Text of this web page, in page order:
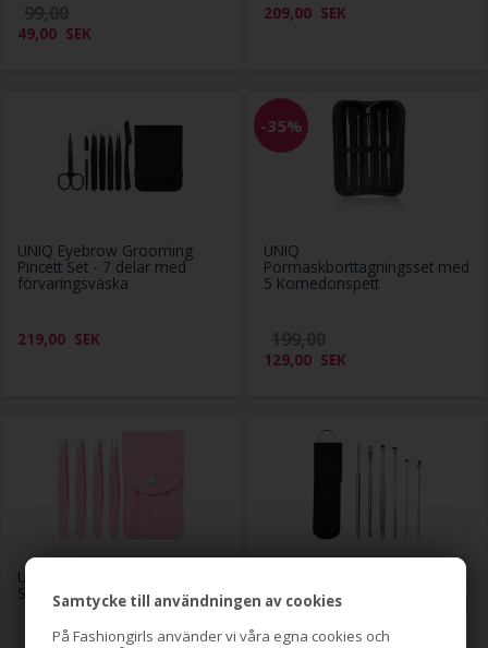
Samtycke till användningen av cookies
På Fashiongirls använder vi våra egna cookies och
49,00 SEK
209,00 SEK
UNIQ Eyebrow Grooming
Pincett Set - 7 delar med
förvaringsväska
219,00 SEK
-35%
UNIQ
Pormaskborttagningsset med
5 Komedonspett
129,00 SEK
UNIQ Travel Tweezer Pincett
Set - Pink öronvaxrengöring - 6 st